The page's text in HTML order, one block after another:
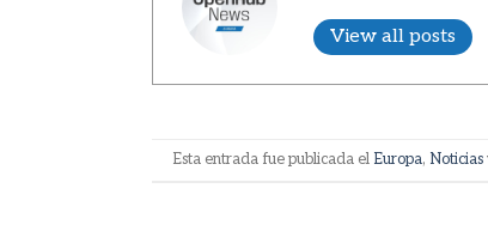
View all posts
Esta entrada fue publicada el Europa, Noticias